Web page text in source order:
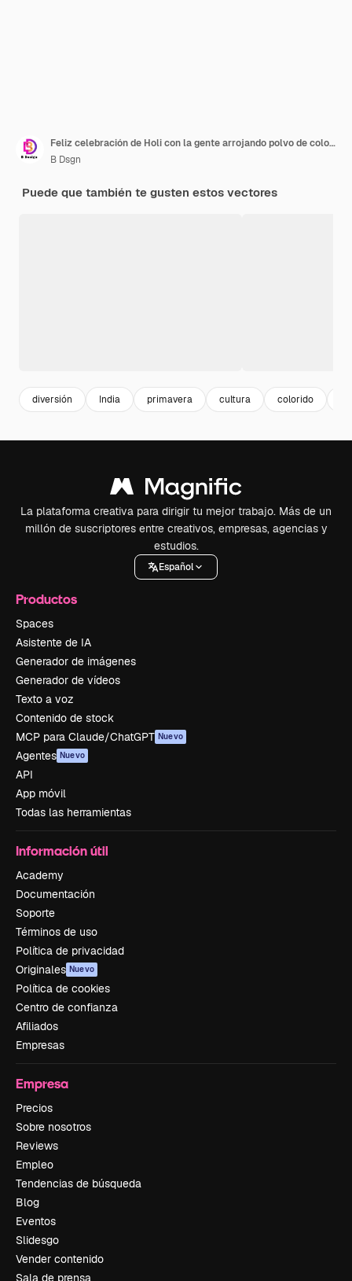
Feliz celebración de Holi con la gente arrojando polvo de colores
B Dsgn
Puede que también te gusten estos vectores
diversión India primavera cultura colorido
La plataforma creativa para dirigir tu mejor trabajo. Más de un
millón de suscriptores entre creativos, empresas, agencias y
estudios.
Español
Productos
Spaces
Asistente de IA
Generador de imágenes
Generador de vídeos
Texto a voz
Contenido de stock
MCP para Claude/ChatGPT Nuevo
Agentes Nuevo
API
App móvil
Todas las herramientas
Información útil
Academy
Documentación
Soporte
Términos de uso
Política de privacidad
Originales Nuevo
Política de cookies
Centro de confianza
Afiliados
Empresas
Empresa
Precios
Sobre nosotros
Reviews
Empleo
Tendencias de búsqueda
Blog
Eventos
Slidesgo
Vender contenido
Sala de prensa